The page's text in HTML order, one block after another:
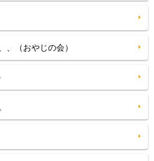
、（おやじの会）